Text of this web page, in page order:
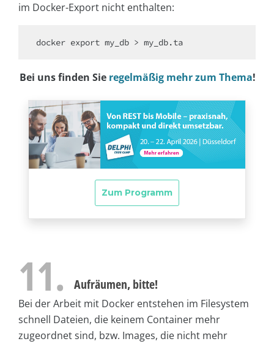
im Docker-Export nicht enthalten:
Bei uns finden Sie regelmäßig mehr zum Thema!
11. Aufräumen, bitte!
Bei der Arbeit mit Docker entstehen im Filesystem
schnell Dateien, die keinem Container mehr
zugeordnet sind, bzw. Images, die nicht mehr